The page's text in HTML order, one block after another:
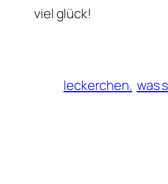
viel glück!
leckerchen. was